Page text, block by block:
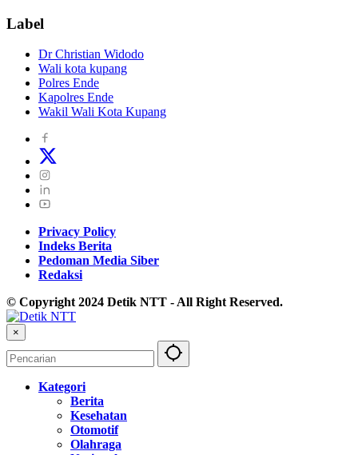
Label
Dr Christian Widodo
Wali kota kupang
Polres Ende
Kapolres Ende
Wakil Wali Kota Kupang
Privacy Policy
Indeks Berita
Pedoman Media Siber
Redaksi
© Copyright 2024 Detik NTT - All Right Reserved.
×
Kategori
Berita
Kesehatan
Otomotif
Olahraga